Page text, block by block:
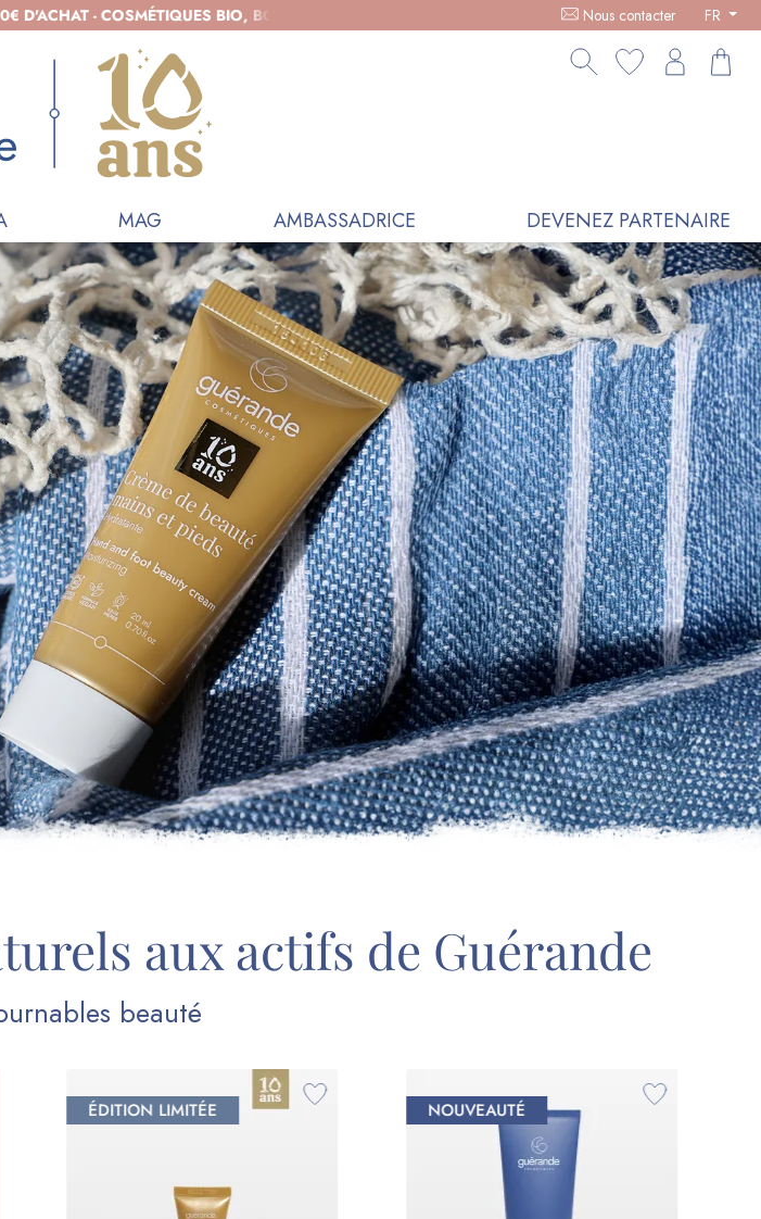
COSMÉTIQUES BIO, BOL AMOUR OFFERT POUR 100€ D'ACHAT - Nous contacter FR
MAG AMBASSADRICE DEVENEZ PARTENAIRE
aux actifs de Guérande
beauté
NOUVEAUTÉ NOUVEAUTÉ